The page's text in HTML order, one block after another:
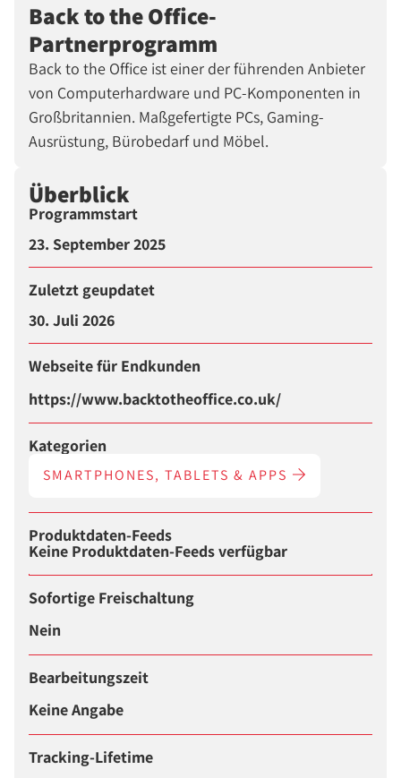
Back to the Office-
Partnerprogramm
Back to the Office ist einer der führenden Anbieter
von Computerhardware und PC-Komponenten in
Großbritannien. Maßgefertigte PCs, Gaming-
Ausrüstung, Bürobedarf und Möbel.
Überblick
Programmstart
23. September 2025
Zuletzt geupdatet
30. Juli 2026
Webseite für Endkunden
https://www.backtotheoffice.co.uk/
Kategorien
SMARTPHONES, TABLETS & APPS
Produktdaten-Feeds
Keine Produktdaten-Feeds verfügbar
Sofortige Freischaltung
Nein
Bearbeitungszeit
Keine Angabe
Tracking-Lifetime